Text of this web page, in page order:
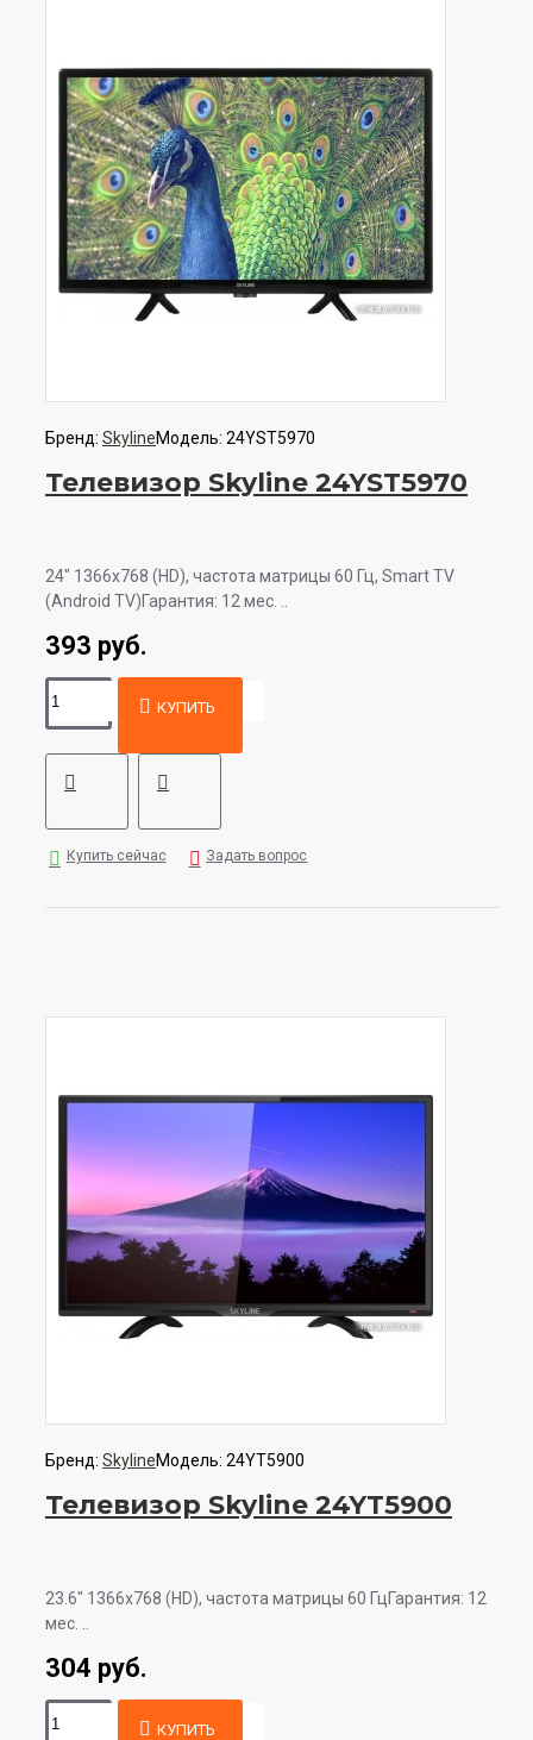
Бренд: SkylineМодель: 24YST5970
Телевизор Skyline 24YST5970
24" 1366x768 (HD), частота матрицы 60 Гц, Smart TV
(Android TV)Гарантия: 12 мес. ..
393 руб.
КУПИТЬ
Купить сейчас Задать вопрос
Бренд: SkylineМодель: 24YT5900
Телевизор Skyline 24YT5900
23.6" 1366x768 (HD), частота матрицы 60 ГцГарантия: 12
мес. ..
304 руб.
КУПИТЬ